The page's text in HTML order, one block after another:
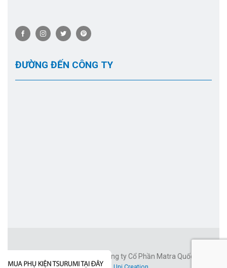
ĐƯỜNG ĐẾN CÔNG TY
Công ty Cổ Phần Matra Quốc Tế